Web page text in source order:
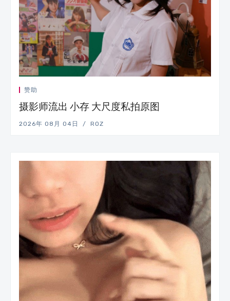
赞助
摄影师流出 小存 大尺度私拍原图
2026年 08月 04日 ROZ